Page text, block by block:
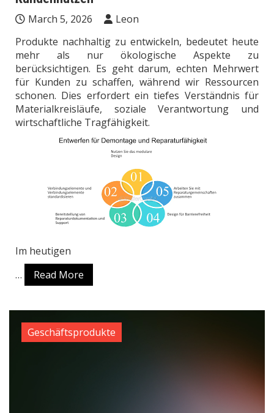
March 5, 2026
Leon
Produkte nachhaltig zu entwickeln, bedeutet heute
mehr als nur ökologische Aspekte zu
berücksichtigen. Es geht darum, echten Mehrwert
für Kunden zu schaffen, während wir Ressourcen
schonen. Dies erfordert ein tiefes Verständnis für
Materialkreisläufe, soziale Verantwortung und
wirtschaftliche Tragfähigkeit.
Im heutigen
…
Read More
Geschäftsprodukte